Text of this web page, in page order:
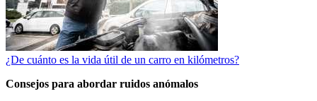
¿De cuánto es la vida útil de un carro en kilómetros?
Consejos para abordar ruidos anómalos